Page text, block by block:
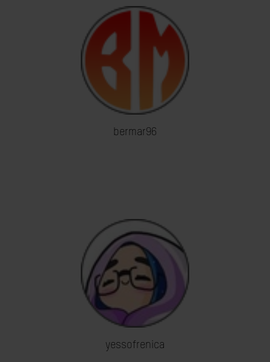
bermar96
yessofrenica